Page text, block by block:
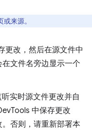
来源。
更改，然后在源文件中
在文件名旁边显示一个
实时源文件更改并自
中保存更改
否则，请重新部署本